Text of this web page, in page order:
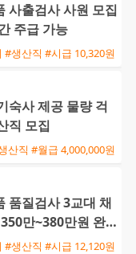
사출검사 사원 모집
주급 가능
#생산직 #시급 10,320원
숙사 제공 물량 걱
직 모집
산직 #월급 4,000,000원
품질검사 3교대 채
만~380만원 완
#생산직 #시급 12,120원